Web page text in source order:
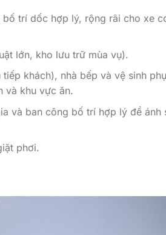
trí dốc hợp lý, rộng rãi cho xe
lớn, kho lưu trữ mùa vụ).
khách), nhà bếp và vệ sinh
và khu vực ăn.
và ban công bố trí hợp lý để ánh
phơi.